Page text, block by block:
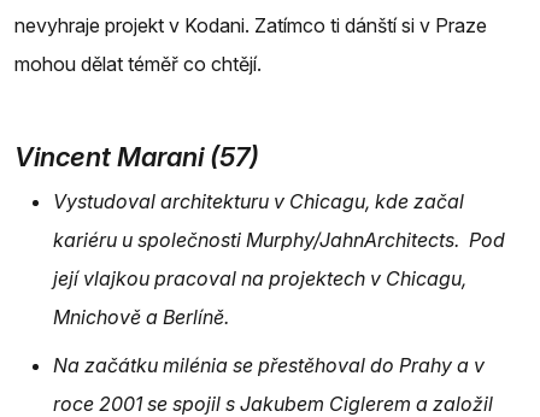
nevyhraje projekt v Kodani. Zatímco ti dánští si v Praze
mohou dělat téměř co chtějí.
Vincent Marani (57)
Vystudoval architekturu v Chicagu, kde začal
kariéru u společnosti Murphy/JahnArchitects. Pod
její vlajkou pracoval na projektech v Chicagu,
Mnichově a Berlíně.
Na začátku milénia se přestěhoval do Prahy a v
roce 2001 se spojil s Jakubem Ciglerem a založil